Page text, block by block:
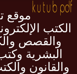
الكتب
والقصص
البشرية
والقانون